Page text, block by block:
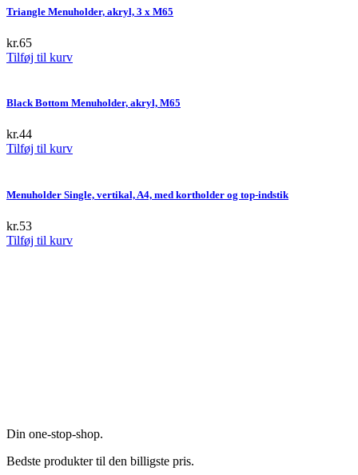
multiple
on
Triangle Menuholder, akryl, 3 x M65
kr.65
Tilføj til kurv
Black Bottom Menuholder, akryl, M65
kr.44
Tilføj til kurv
Menuholder Single, vertikal, A4, med kortholder og top-indstik
kr.53
Tilføj til kurv
Din one-stop-shop.
Bedste produkter til den billigste pris.